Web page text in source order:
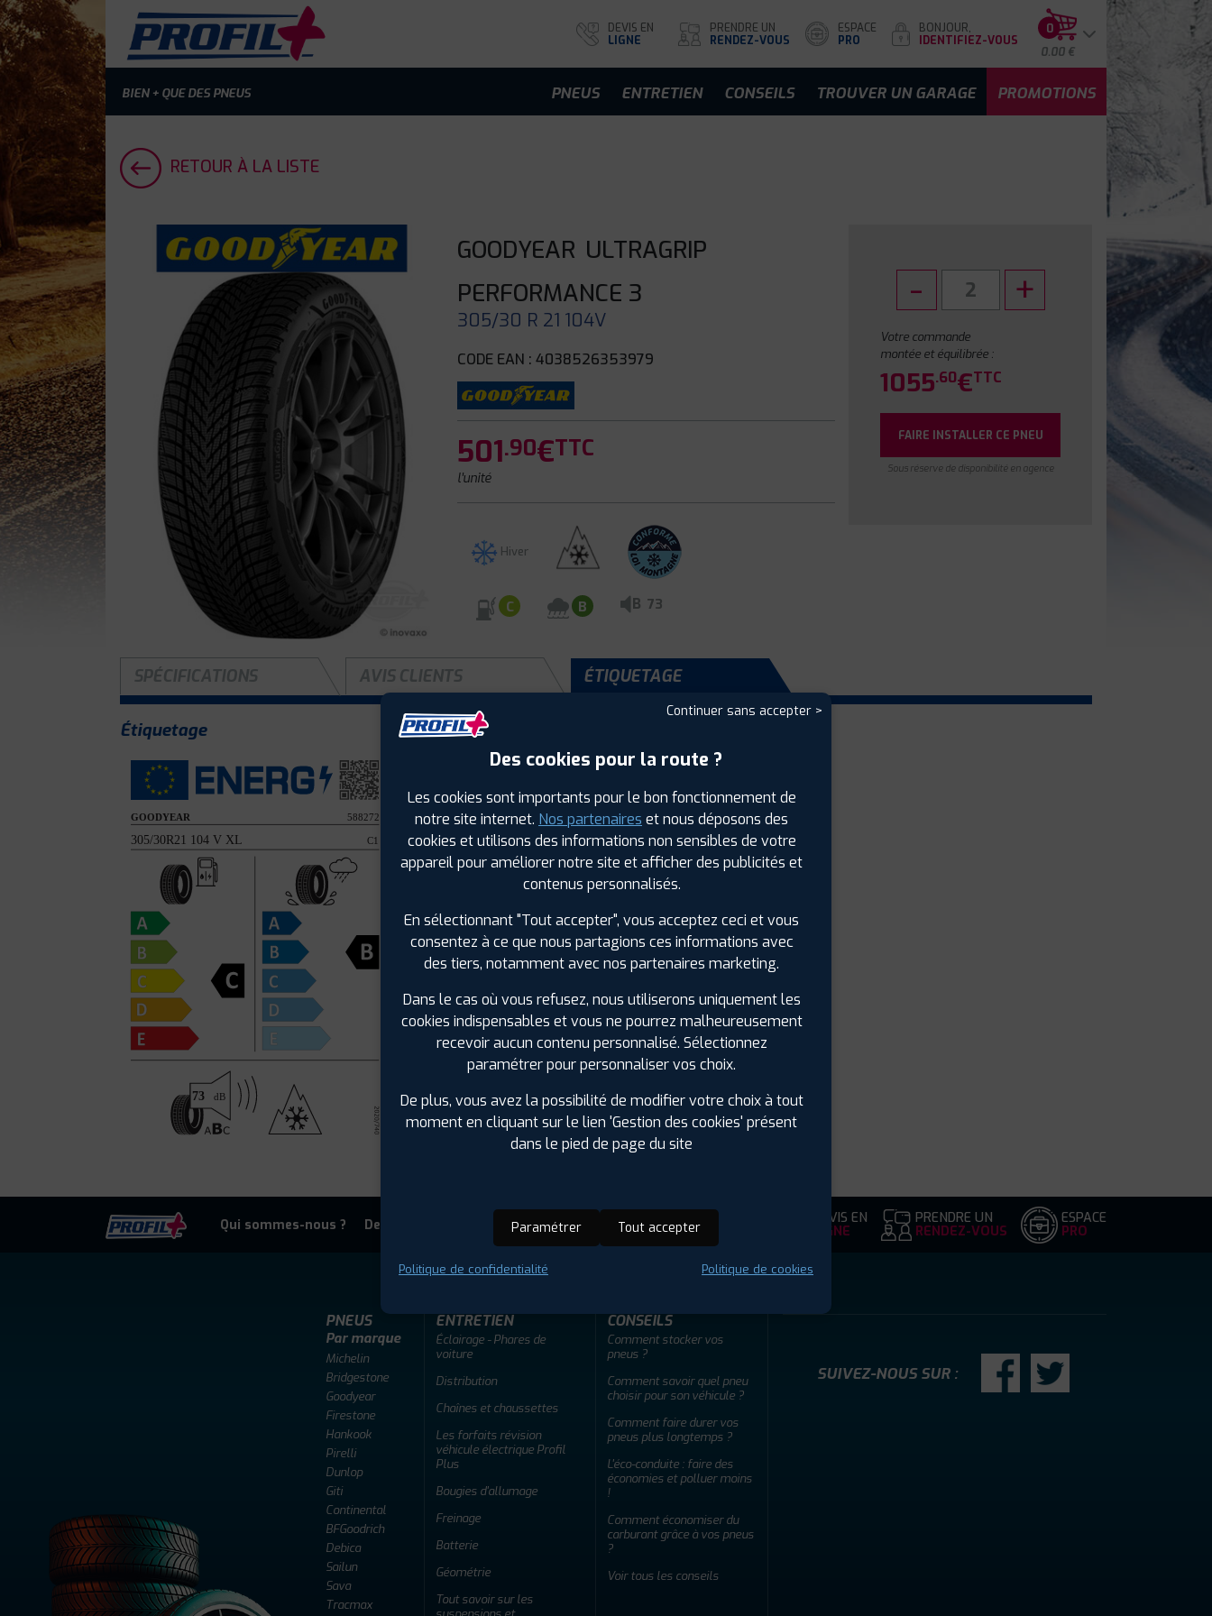
BIEN + QUE DES PNEUS
DEVIS EN
LIGNE
PRENDRE UN
RENDEZ-VOUS
ESPACE
PRO
BONJOUR,
IDENTIFIEZ-VOUS
0
0.00 €
PNEUS ENTRETIEN CONSEILS TROUVER UN GARAGE PROMOTIONS
RETOUR À LA LISTE
GOODYEAR ULTRAGRIP
PERFORMANCE 3
305/30 R 21 104V
CODE EAN : 4038526353979
501.90€TTC
l'unité
Hiver
C B B 73
Votre commande
montée et équilibrée :
1055.60€TTC
FAIRE INSTALLER CE PNEU
Sous réserve de disponibilité en agence
SPÉCIFICATIONS AVIS CLIENTS ÉTIQUETAGE
Étiquetage
Hiver
Largeur :305
Hauteur :30
Diamètre :21
Charge :104
Bruit de roulement externe : 73
Résistance au roulement :
Adhérence sur sol mouillé : B
Code EAN :
Qui sommes-nous ? Devenir adherent Offres d'emploi FAQ DEVIS EN
LIGNE
PRENDRE UN
RENDEZ-VOUS
ESPACE
PRO
PNEUS
Par marque
Michelin
Bridgestone
Goodyear
Firestone
Hankook
Pirelli
Dunlop
Giti
Continental
BFGoodrich
Debica
Sailun
Sava
Tracmax
ENTRETIEN
Éclairage - Phares de
voiture
Distribution
Chaînes et chaussettes
Les forfaits révision
véhicule électrique Profil
Plus
Bougies d'allumage
Freinage
Batterie
Géométrie
Tout savoir sur les
CONSEILS
Comment stocker vos
pneus ?
Comment savoir quel pneu
choisir pour son véhicule ?
Comment faire durer vos
pneus plus longtemps ?
L'éco-conduite : faire des
économies et polluer moins
!
Comment économiser du
carburant grâce à vos pneus
?
Voir tous les conseils
SUIVEZ-NOUS SUR :
Continuer sans accepter >
Des cookies pour la route ?
Les cookies sont importants pour le bon fonctionnement de
notre site internet. Nos partenaires et nous déposons des
cookies et utilisons des informations non sensibles de votre
appareil pour améliorer notre site et afficher des publicités et
contenus personnalisés.
En sélectionnant "Tout accepter", vous acceptez ceci et vous
consentez à ce que nous partagions ces informations avec
des tiers, notamment avec nos partenaires marketing.
Dans le cas où vous refusez, nous utiliserons uniquement les
cookies indispensables et vous ne pourrez malheureusement
recevoir aucun contenu personnalisé. Sélectionnez
paramétrer pour personnaliser vos choix.
De plus, vous avez la possibilité de modifier votre choix à tout
moment en cliquant sur le lien 'Gestion des cookies' présent
dans le pied de page du site
Paramétrer Tout accepter
Politique de confidentialité Politique de cookies